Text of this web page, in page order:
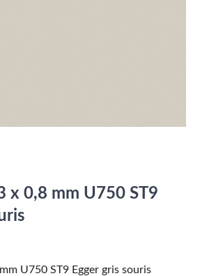
x 0,8 mm U750 ST9
U750 ST9 Egger gris souris